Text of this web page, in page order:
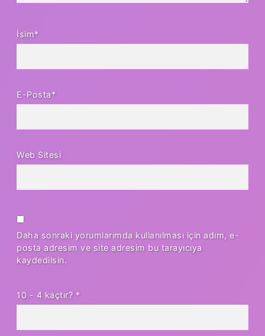
İsim*
E-Posta*
Web Sitesi
Daha sonraki yorumlarımda kullanılması için adım, e-
posta adresim ve site adresim bu tarayıcıya
kaydedilsin.
10 - 4 kaçtır? *